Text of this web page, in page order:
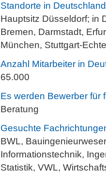
Standorte in
Hauptsitz Düsseldorf; in
Bremen, Darmstadt,
München, Stuttgart-
Anzahl Mitarbeiter in
65.000
Es werden Bewerber für
Beratung
Gesuchte
BWL,
Informationstechnik,
Statistik, VWL,